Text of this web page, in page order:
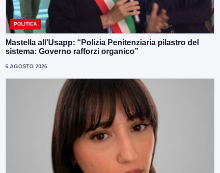
POLITICA
Mastella all’Usapp: “Polizia Penitenziaria pilastro del
sistema: Governo rafforzi organico”
6 AGOSTO 2026